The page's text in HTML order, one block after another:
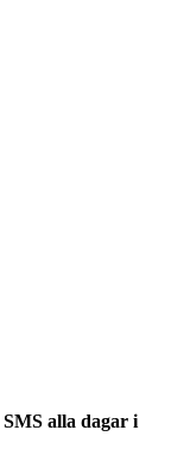
alla dagar i